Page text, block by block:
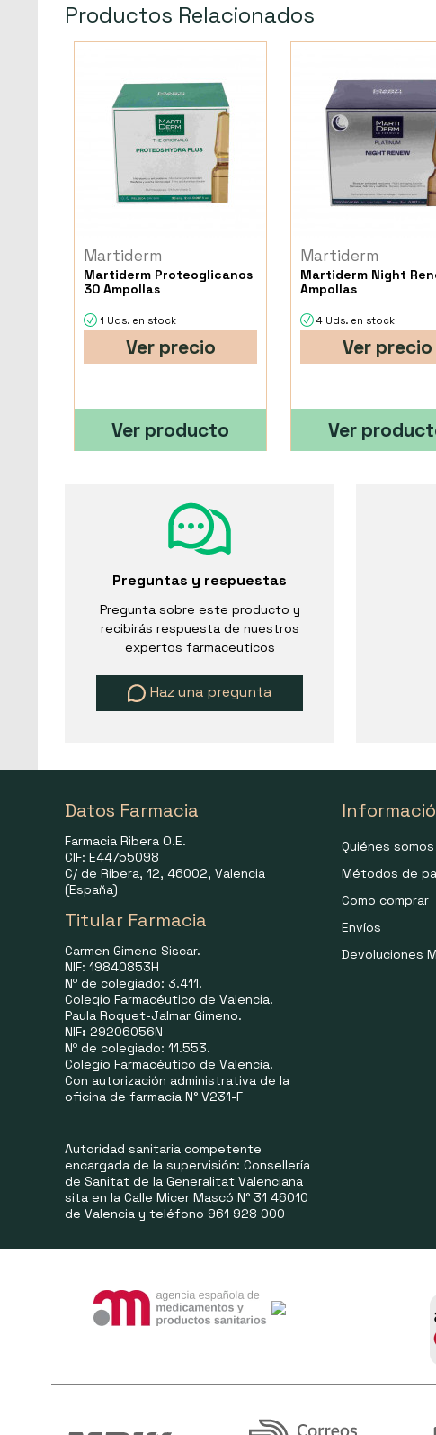
Productos Relacionados
Martiderm
Martiderm Proteoglicanos
30 Ampollas
1 Uds. en stock
Ver precio
Ver producto
Martiderm
Martiderm Night
Ampollas
4 Uds. en stock
Ver precio
Ver
Preguntas y respuestas
Pregunta sobre este producto y
recibirás respuesta de nuestros
expertos farmaceuticos
Haz una pregunta
Datos Farmacia
Farmacia Ribera O.E.
CIF: E44755098
C/ de Ribera, 12, 46002, Valencia
(España)
Titular Farmacia
Carmen Gimeno Siscar.
NIF: 19840853H
Nº de colegiado: 3.411.
Colegio Farmacéutico de Valencia.
Paula Roquet-Jalmar Gimeno.
NIF: 29206056N
Nº de colegiado: 11.553.
Colegio Farmacéutico de Valencia.
Con autorización administrativa de la
oficina de farmacia N° V231-F
Autoridad sanitaria competente
encargada de la supervisión: Consellería
de Sanitat de la Generalitat Valenciana
sita en la Calle Micer Mascó N° 31 46010
de Valencia y teléfono 961 928 000
Quiénes somos
Métodos de
Como comprar
Envíos
Devoluciones